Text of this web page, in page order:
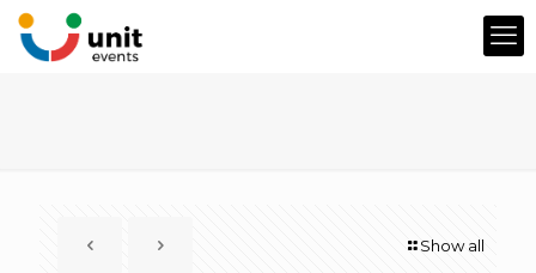
Show all